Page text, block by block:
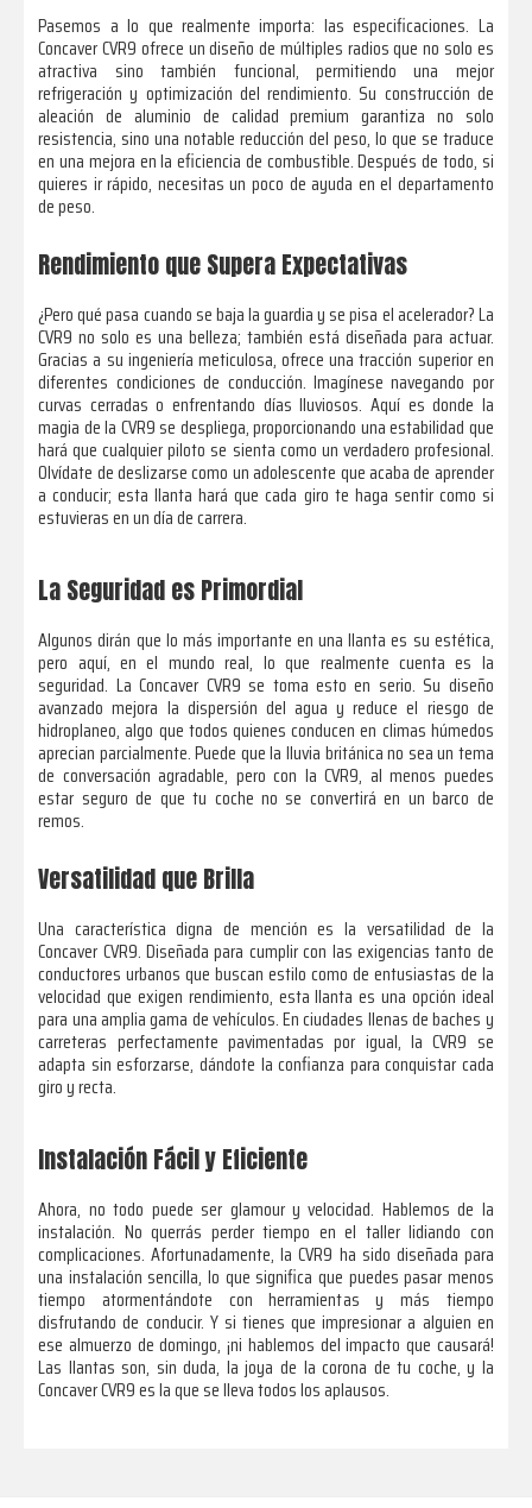
Pasemos a lo que realmente importa: las especificaciones. La
Concaver CVR9 ofrece un diseño de múltiples radios que no solo es
atractiva sino también funcional, permitiendo una mejor
refrigeración y optimización del rendimiento. Su construcción de
aleación de aluminio de calidad premium garantiza no solo
resistencia, sino una notable reducción del peso, lo que se traduce
en una mejora en la eficiencia de combustible. Después de todo, si
quieres ir rápido, necesitas un poco de ayuda en el departamento
de peso.
Rendimiento que Supera Expectativas
¿Pero qué pasa cuando se baja la guardia y se pisa el acelerador? La
CVR9 no solo es una belleza; también está diseñada para actuar.
Gracias a su ingeniería meticulosa, ofrece una tracción superior en
diferentes condiciones de conducción. Imagínese navegando por
curvas cerradas o enfrentando días lluviosos. Aquí es donde la
magia de la CVR9 se despliega, proporcionando una estabilidad que
hará que cualquier piloto se sienta como un verdadero profesional.
Olvídate de deslizarse como un adolescente que acaba de aprender
a conducir; esta llanta hará que cada giro te haga sentir como si
estuvieras en un día de carrera.
La Seguridad es Primordial
Algunos dirán que lo más importante en una llanta es su estética,
pero aquí, en el mundo real, lo que realmente cuenta es la
seguridad. La Concaver CVR9 se toma esto en serio. Su diseño
avanzado mejora la dispersión del agua y reduce el riesgo de
hidroplaneo, algo que todos quienes conducen en climas húmedos
aprecian parcialmente. Puede que la lluvia británica no sea un tema
de conversación agradable, pero con la CVR9, al menos puedes
estar seguro de que tu coche no se convertirá en un barco de
remos.
Versatilidad que Brilla
Una característica digna de mención es la versatilidad de la
Concaver CVR9. Diseñada para cumplir con las exigencias tanto de
conductores urbanos que buscan estilo como de entusiastas de la
velocidad que exigen rendimiento, esta llanta es una opción ideal
para una amplia gama de vehículos. En ciudades llenas de baches y
carreteras perfectamente pavimentadas por igual, la CVR9 se
adapta sin esforzarse, dándote la confianza para conquistar cada
giro y recta.
Instalación Fácil y Eficiente
Ahora, no todo puede ser glamour y velocidad. Hablemos de la
instalación. No querrás perder tiempo en el taller lidiando con
complicaciones. Afortunadamente, la CVR9 ha sido diseñada para
una instalación sencilla, lo que significa que puedes pasar menos
tiempo atormentándote con herramientas y más tiempo
disfrutando de conducir. Y si tienes que impresionar a alguien en
ese almuerzo de domingo, ¡ni hablemos del impacto que causará!
Las llantas son, sin duda, la joya de la corona de tu coche, y la
Concaver CVR9 es la que se lleva todos los aplausos.